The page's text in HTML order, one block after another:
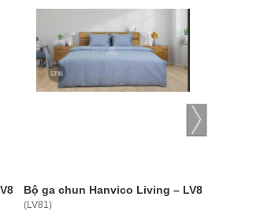
Bộ ga chun Hanvico Living – LV81
(LV81)